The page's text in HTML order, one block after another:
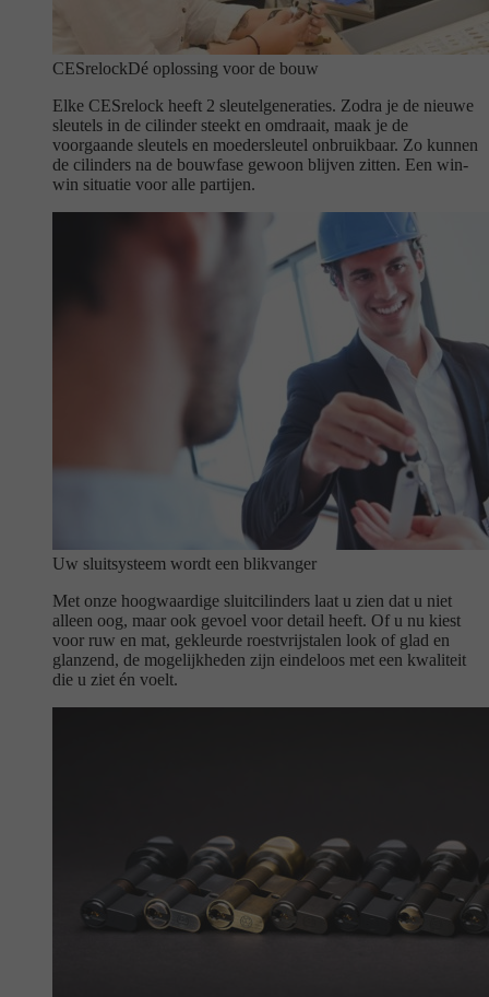
CESrelockDé oplossing voor de bouw
Elke CESrelock heeft 2 sleutelgeneraties. Zodra je de nieuwe
sleutels in de cilinder steekt en omdraait, maak je de
voorgaande sleutels en moedersleutel onbruikbaar. Zo kunnen
de cilinders na de bouwfase gewoon blijven zitten. Een win-
win situatie voor alle partijen.
Uw sluitsysteem wordt een blikvanger
Met onze hoogwaardige sluitcilinders laat u zien dat u niet
alleen oog, maar ook gevoel voor detail heeft. Of u nu kiest
voor ruw en mat, gekleurde roestvrijstalen look of glad en
glanzend, de mogelijkheden zijn eindeloos met een kwaliteit
die u ziet én voelt.